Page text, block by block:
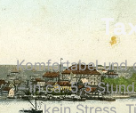
Komfortabel und
– in ca. 5,5
kein Stress.